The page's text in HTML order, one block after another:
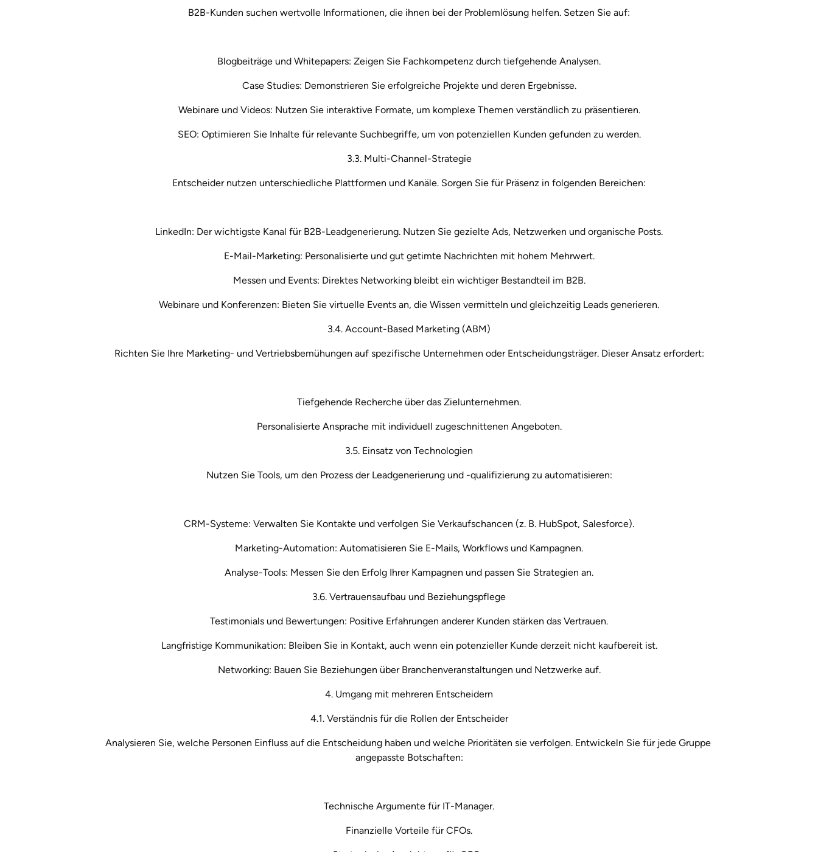
B2B-Kunden suchen wertvolle Informationen, die ihnen bei der Problemlösung helfen. Setzen Sie auf:
Blogbeiträge und Whitepapers: Zeigen Sie Fachkompetenz durch tiefgehende Analysen.
Case Studies: Demonstrieren Sie erfolgreiche Projekte und deren Ergebnisse.
Webinare und Videos: Nutzen Sie interaktive Formate, um komplexe Themen verständlich zu präsentieren.
SEO: Optimieren Sie Inhalte für relevante Suchbegriffe, um von potenziellen Kunden gefunden zu werden.
3.3. Multi-Channel-Strategie
Entscheider nutzen unterschiedliche Plattformen und Kanäle. Sorgen Sie für Präsenz in folgenden Bereichen:
LinkedIn: Der wichtigste Kanal für B2B-Leadgenerierung. Nutzen Sie gezielte Ads, Netzwerken und organische Posts.
E-Mail-Marketing: Personalisierte und gut getimte Nachrichten mit hohem Mehrwert.
Messen und Events: Direktes Networking bleibt ein wichtiger Bestandteil im B2B.
Webinare und Konferenzen: Bieten Sie virtuelle Events an, die Wissen vermitteln und gleichzeitig Leads generieren.
3.4. Account-Based Marketing (ABM)
Richten Sie Ihre Marketing- und Vertriebsbemühungen auf spezifische Unternehmen oder Entscheidungsträger. Dieser Ansatz erfordert:
Tiefgehende Recherche über das Zielunternehmen.
Personalisierte Ansprache mit individuell zugeschnittenen Angeboten.
3.5. Einsatz von Technologien
Nutzen Sie Tools, um den Prozess der Leadgenerierung und -qualifizierung zu automatisieren:
CRM-Systeme: Verwalten Sie Kontakte und verfolgen Sie Verkaufschancen (z. B. HubSpot, Salesforce).
Marketing-Automation: Automatisieren Sie E-Mails, Workflows und Kampagnen.
Analyse-Tools: Messen Sie den Erfolg Ihrer Kampagnen und passen Sie Strategien an.
3.6. Vertrauensaufbau und Beziehungspflege
Testimonials und Bewertungen: Positive Erfahrungen anderer Kunden stärken das Vertrauen.
Langfristige Kommunikation: Bleiben Sie in Kontakt, auch wenn ein potenzieller Kunde derzeit nicht kaufbereit ist.
Networking: Bauen Sie Beziehungen über Branchenveranstaltungen und Netzwerke auf.
4. Umgang mit mehreren Entscheidern
4.1. Verständnis für die Rollen der Entscheider
Analysieren Sie, welche Personen Einfluss auf die Entscheidung haben und welche Prioritäten sie verfolgen. Entwickeln Sie für jede Gruppe
angepasste Botschaften:
Technische Argumente für IT-Manager.
Finanzielle Vorteile für CFOs.